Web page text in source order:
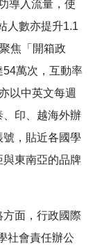
導入流量，使
人數亦提升1.1
焦「開箱政
54萬次，互動率
以中英文每週
、印、越海外辦
，貼近各國學
東南亞的品牌
面，行政國際
社會責任辦公